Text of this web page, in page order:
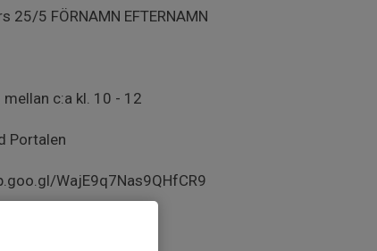
25/5 FÖRNAMN EFTERNAMN
c:a kl. 10 - 12
Portalen
WajE9q7Nas9QHfCR9